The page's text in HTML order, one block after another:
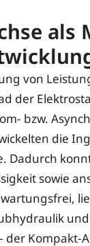
als
von
der
bzw.
die
Dadurch
sowie
der Kompakt-